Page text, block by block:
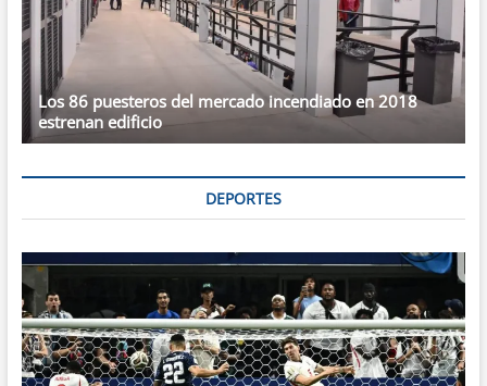
Los 86 puesteros del mercado incendiado en 2018
estrenan edificio
DEPORTES